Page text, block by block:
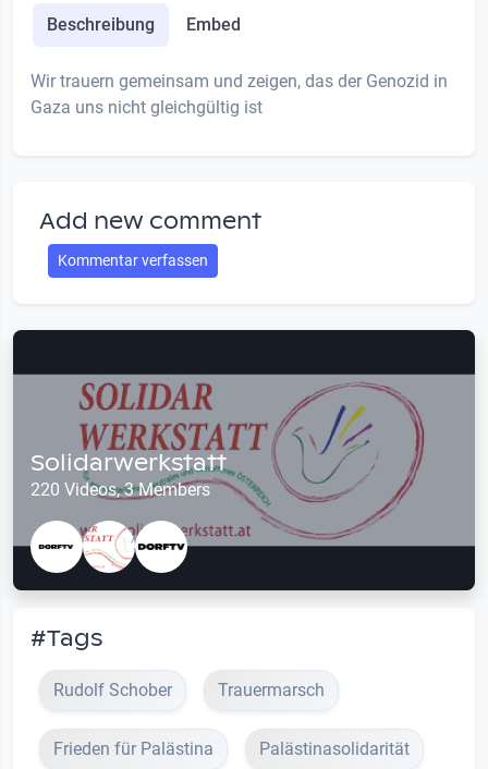
Beschreibung Embed
Wir trauern gemeinsam und zeigen, das der Genozid in
Gaza uns nicht gleichgültig ist
Add new comment
Kommentar verfassen
Solidarwerkstatt
220 Videos, 3 Members
#Tags
Rudolf Schober Trauermarsch
Frieden für Palästina Palästinasolidarität